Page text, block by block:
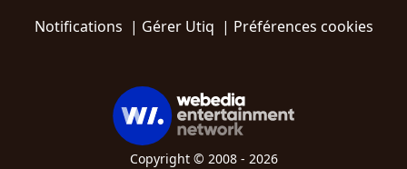
Notifications | Gérer Utiq | Préférences cookies
Copyright © 2008 - 2026